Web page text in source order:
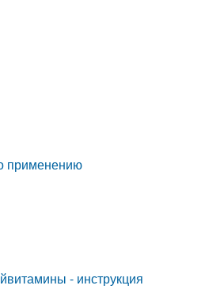
применению
- инструкция